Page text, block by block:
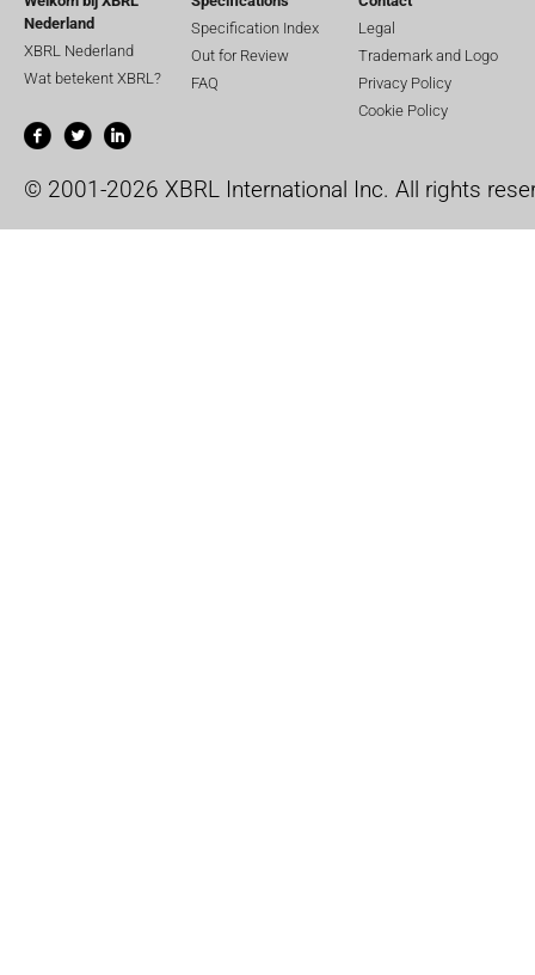
Nederland
XBRL Nederland
Wat betekent XBRL?
Specification Index
Out for Review
FAQ
Legal
Trademark and Logo
Privacy Policy
Cookie Policy
© 2001-2026 XBRL International Inc. All rights